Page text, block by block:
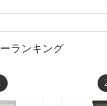
ランキング